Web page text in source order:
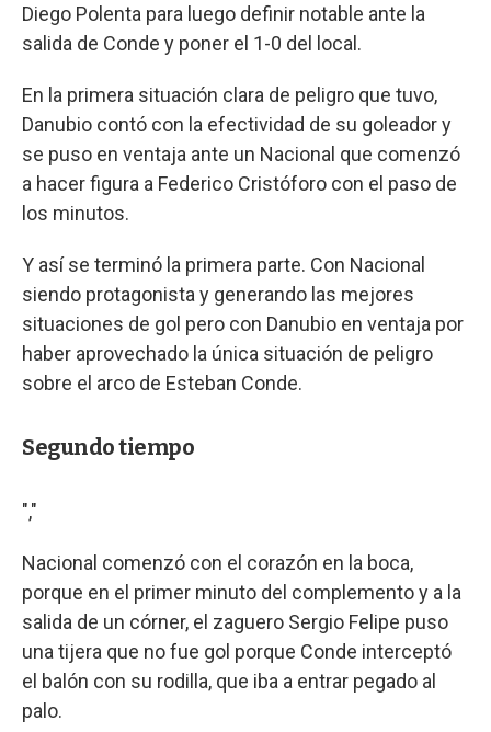
Diego Polenta para luego definir notable ante la
salida de Conde y poner el 1-0 del local.
En la primera situación clara de peligro que tuvo,
Danubio contó con la efectividad de su goleador y
se puso en ventaja ante un Nacional que comenzó
a hacer figura a Federico Cristóforo con el paso de
los minutos.
Y así se terminó la primera parte. Con Nacional
siendo protagonista y generando las mejores
situaciones de gol pero con Danubio en ventaja por
haber aprovechado la única situación de peligro
sobre el arco de Esteban Conde.
Segundo tiempo
","
Nacional comenzó con el corazón en la boca,
porque en el primer minuto del complemento y a la
salida de un córner, el zaguero Sergio Felipe puso
una tijera que no fue gol porque Conde interceptó
el balón con su rodilla, que iba a entrar pegado al
palo.